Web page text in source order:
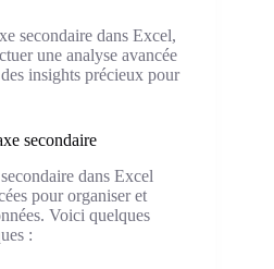
secondaire dans Excel,
une analyse avancée
insights précieux pour
secondaire
dans Excel
pour organiser et
Voici quelques
: